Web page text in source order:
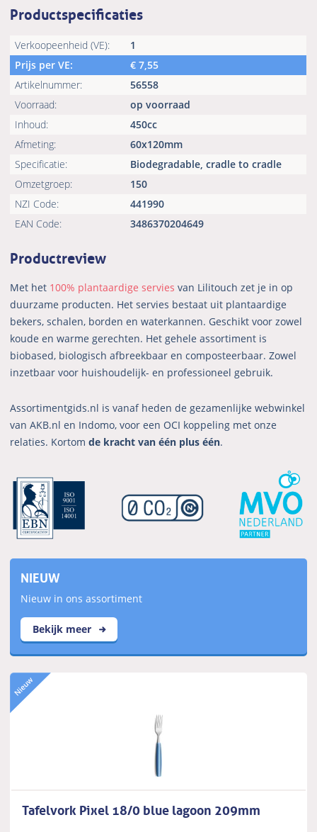
Productspecificaties
Verkoopeenheid (VE):
1
Prijs per VE:
€7,55
Artikelnummer:
56558
Voorraad:
op voorraad
Inhoud:
450cc
Afmeting:
60x120mm
Specificatie:
Biodegradable, cradle to cradle
Omzetgroep:
150
NZI Code:
441990
EAN Code:
3486370204649
Productreview
Met het 100% plantaardige servies van Lilitouch zet je in op
duurzame producten. Het servies bestaat uit plantaardige
bekers, schalen, borden en waterkannen. Geschikt voor zowel
koude en warme gerechten. Het gehele assortiment is
biobased, biologisch afbreekbaar en composteerbaar. Zowel
inzetbaar voor huishoudelijk- en professioneel gebruik.
Assortimentgids.nl is vanaf heden de gezamenlijke webwinkel
van AKB.nl en Indomo, voor een OCI koppeling met onze
relaties. Kortomde kracht van één plus één.
NIEUW
Nieuw in ons assortiment
Bekijk meer
Tafelvork Pixel 18/0 blue lagoon 209mm